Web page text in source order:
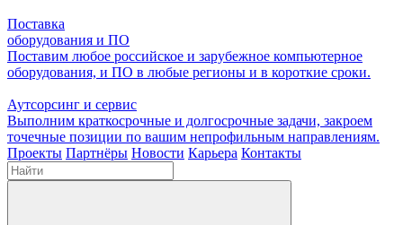
Поставка
оборудования и ПО
Поставим любое российское и зарубежное компьютерное
оборудования, и ПО в любые регионы и в короткие сроки.
Аутсорсинг и сервис
Выполним краткосрочные и долгосрочные задачи, закроем
точечные позиции по вашим непрофильным направлениям.
Проекты Партнёры Новости Карьера Контакты